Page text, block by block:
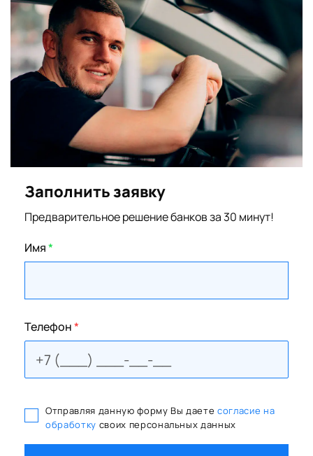
Заполнить заявку
Предварительное решение банков за 30 минут!
Имя*
Телефон*
Отправляя данную форму Вы даете согласие на
обработку своих персональных данных